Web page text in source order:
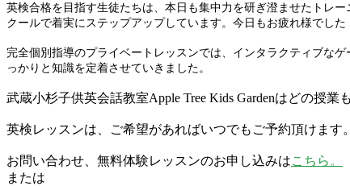
英検合格を目指す生徒たちは、本日も集中力を研ぎ澄ませたトレ
クールで着実にステップアップしています。今日もお疲れ様でした
完全個別指導のプライベートレッスンでは、インタラクティブな
っかりと知識を定着させていきました。
武蔵小杉子供英会話教室Apple Tree Kids Gardenはどの授
英検レッスンは、ご希望があればいつでもご予約頂けます
お問い合わせ、無料体験レッスンのお申し込みはこちら。
または